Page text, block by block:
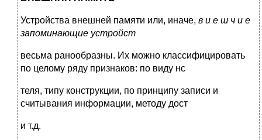
Устройства внешней памяти или, иначе, в и е ш ч и е
запоминающие устройст
весьма ранообразны. Их можно классифицировать
по целому ряду признаков: по виду нс
теля, типу конструкции, по принципу записи и
считывания информации, методу дост
и т.д.